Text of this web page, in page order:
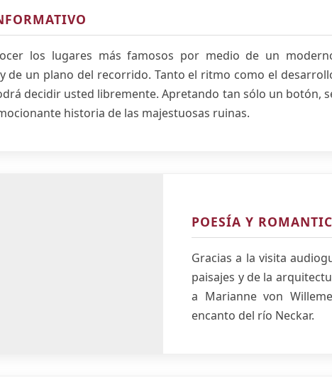
los lugares más famosos por medio de un
de un plano del recorrido. Tanto el ritmo como el
decidir usted libremente. Apretando tan sólo un botón,
historia de las majestuosas ruinas.
POESÍA Y
Gracias a la visita
paisajes y de la
a Marianne von
encanto del río Neckar.